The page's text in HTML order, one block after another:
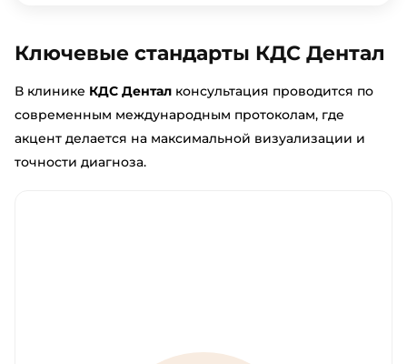
Ключевые стандарты КДС Дентал
В клинике КДС Дентал консультация проводится по
современным международным протоколам, где
акцент делается на максимальной визуализации и
точности диагноза.